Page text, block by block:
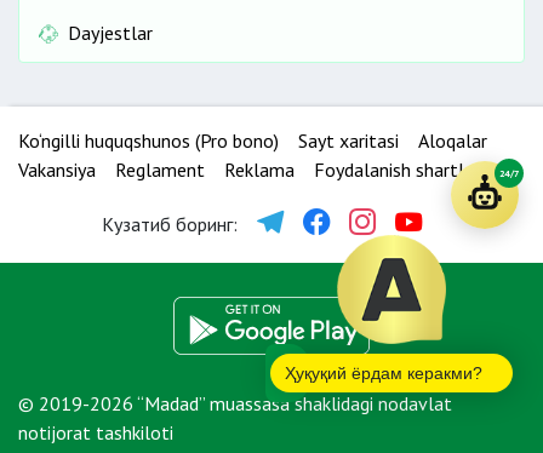
Dayjestlar
Ko‘ngilli huquqshunos (Pro bono) Sayt xaritasi
Aloqalar
Vakansiya
Reglament Reklama Foydalanish shartlari
Кузатиб боринг:
© 2019-2026 “Madad” muassasa shaklidagi nodavlat
notijorat tashkiloti
Ҳуқуқий ёрдам керакми?
24/7